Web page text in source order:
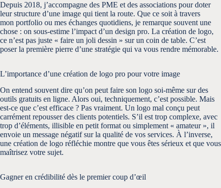
Depuis 2018, j’accompagne des PME et des associations pour doter
leur structure d’une image qui tient la route. Que ce soit à travers
mon portfolio ou mes échanges quotidiens, je remarque souvent une
chose : on sous-estime l’impact d’un design pro. La création de logo,
ce n’est pas juste « faire un joli dessin » sur un coin de table. C’est
poser la première pierre d’une stratégie qui va vous rendre mémorable.
L’importance d’une création de logo pro pour votre image
On entend souvent dire qu’on peut faire son logo soi-même sur des
outils gratuits en ligne. Alors oui, techniquement, c’est possible. Mais
est-ce que c’est efficace ? Pas vraiment. Un logo mal conçu peut
carrément repousser des clients potentiels. S’il est trop complexe, avec
trop d’éléments, illisible en petit format ou simplement « amateur », il
envoie un message négatif sur la qualité de vos services. À l’inverse,
une création de logo réfléchie montre que vous êtes sérieux et que vous
maîtrisez votre sujet.
Gagner en crédibilité dès le premier coup d’œil